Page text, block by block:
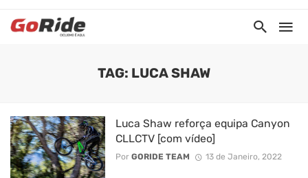
TAG: LUCA SHAW
Luca Shaw reforça equipa Canyon
CLLCTV [com vídeo]
Por GORIDE TEAM 13 de Janeiro, 2022